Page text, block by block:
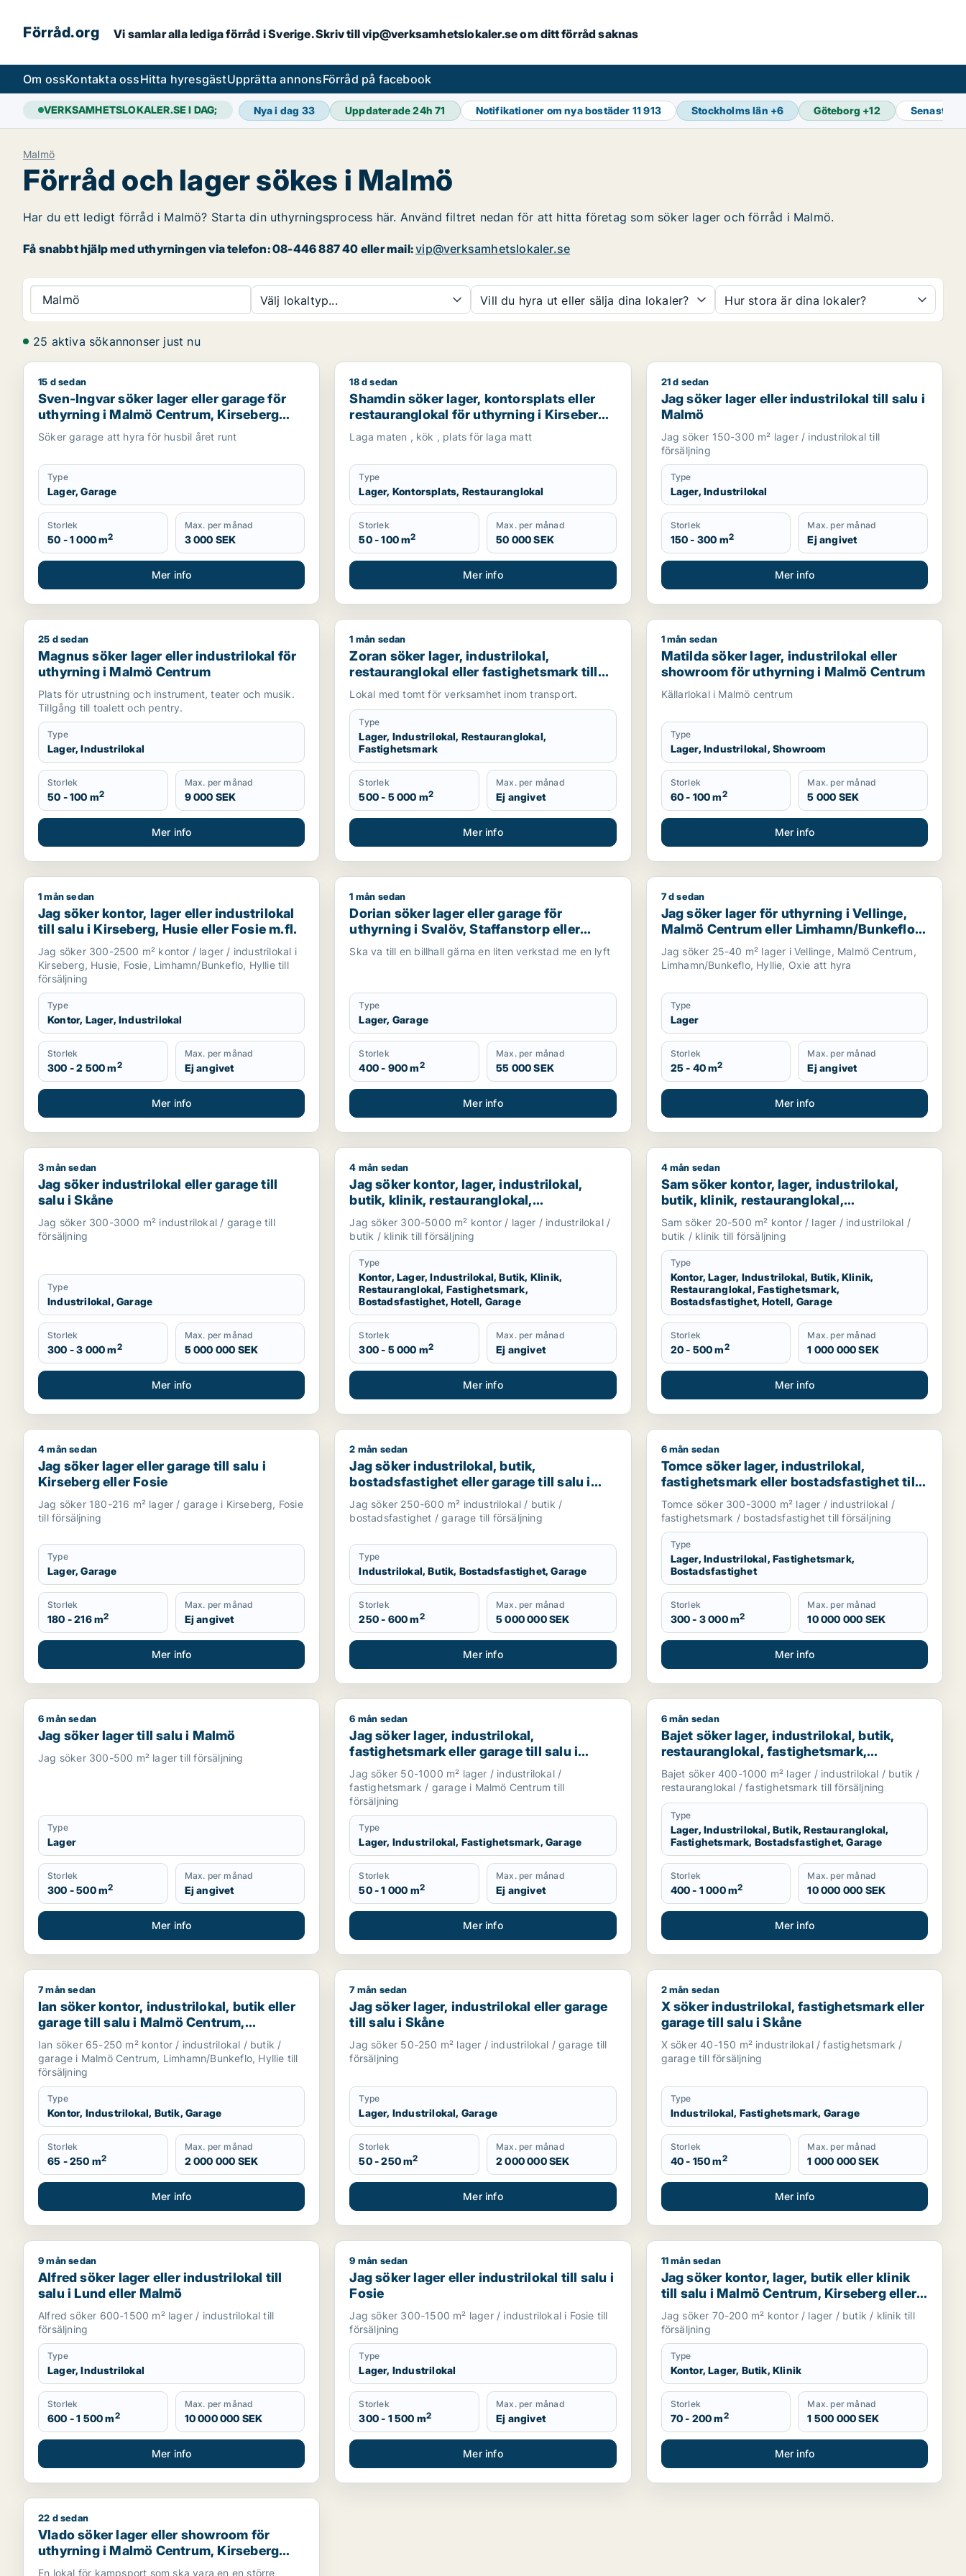
Förråd.org Vi samlar alla lediga förråd i Sverige. Skriv till vip@verksamhetslokaler.se om ditt förråd saknas
Om ossKontakta ossHitta hyresgästUpprätta annonsFörråd på facebook
VERKSAMHETSLOKALER.SE I DAG; Nya i dag 33 Uppdaterade 24h71 Notifikationer om nya bostäder 11 913 Stockholms län +6 Göteborg +12 Senaste
Malmö
Förråd och lager sökes i Malmö
Har du ett ledigt förråd i Malmö? Starta din uthyrningsprocess här. Använd filtret nedan för att hitta företag som söker lager och förråd i Malmö.
Få snabbt hjälp med uthyrningen via telefon: 08-446 887 40 eller mail:vip@verksamhetslokaler.se
Malmö Välj lokaltyp... Vill du hyra ut eller sälja dina lokaler? Hur stora är dina lokaler?
25 aktiva sökannonser just nu
Sven-Ingvar söker lager eller garage för uthyrning i Malmö Centrum, Kirseberg eller Husie m.fl.
15 d sedan
Sven-Ingvar söker lager eller garage för
uthyrning i Malmö Centrum, Kirseberg
eller Husie m.fl.
Söker garage att hyra för husbil året runt
Type
Lager, Garage
Storlek
50 - 1 000 m2
Max. per månad
3 000 SEK
Mer info
Shamdin söker lager, kontorsplats eller restauranglokal för uthyrning i Kirseberg, Husie eller Fosie m.fl.
18 d sedan
Shamdin söker lager, kontorsplats eller
restauranglokal för uthyrning i Kirseberg,
Husie eller Fosie m.fl.
Laga maten , kök , plats för laga matt
Type
Lager, Kontorsplats, Restauranglokal
Storlek
50 - 100 m2
Max. per månad
50 000 SEK
Mer info
Jag söker lager eller industrilokal till salu i Malmö
21 d sedan
Jag söker lager eller industrilokal till salu i
Malmö
Jag söker 150-300 m² lager / industrilokal till
försäljning
Type
Lager, Industrilokal
Storlek
150 - 300 m2
Max. per månad
Ej angivet
Mer info
Magnus söker lager eller industrilokal för uthyrning i Malmö Centrum
25 d sedan
Magnus söker lager eller industrilokal för
uthyrning i Malmö Centrum
Plats för utrustning och instrument, teater och musik.
Tillgång till toalett och pentry.
Type
Lager, Industrilokal
Storlek
50 - 100 m2
Max. per månad
9 000 SEK
Mer info
Zoran söker lager, industrilokal, restauranglokal eller fastighetsmark till salu i Malmö
1 mån sedan
Zoran söker lager, industrilokal,
restauranglokal eller fastighetsmark till
salu i Malmö
Lokal med tomt för verksamhet inom transport.
Type
Lager, Industrilokal, Restauranglokal,
Fastighetsmark
Storlek
500 - 5 000 m2
Max. per månad
Ej angivet
Mer info
Matilda söker lager, industrilokal eller showroom för
1 mån sedan
Matilda söker lager, industrilokal eller
showroom för uthyrning i Malmö Centrum
Källarlokal i Malmö centrum
Type
Lager, Industrilokal, Showroom
Storlek
60 - 100 m2
Max. per månad
5 000 SEK
Mer info
Jag söker kontor, lager eller industrilokal till salu i Kirseberg, Husie eller Fosie m.fl.
1 mån sedan
Jag söker kontor, lager eller industrilokal
till salu i Kirseberg, Husie eller Fosie m.fl.
Jag söker 300-2500 m² kontor / lager / industrilokal i
Kirseberg, Husie, Fosie, Limhamn/Bunkeflo, Hyllie till
försäljning
Type
Kontor, Lager, Industrilokal
Storlek
300 - 2 500 m2
Max. per månad
Ej angivet
Mer info
Dorian söker lager eller garage för uthyrning i Svalöv, Staffanstorp eller Burlöv m.fl.
1 mån sedan
Dorian söker lager eller garage för
uthyrning i Svalöv, Staffanstorp eller
Burlöv m.fl.
Ska va till en billhall gärna en liten verkstad me en lyft
Type
Lager, Garage
Storlek
400 - 900 m2
Max. per månad
55 000 SEK
Mer info
Jag söker lager för uthyrning i Vellinge, Malmö
7 d sedan
Jag söker lager för uthyrning i Vellinge,
Malmö Centrum eller Limhamn/Bunkeflo
m.fl.
Jag söker 25-40 m² lager i Vellinge, Malmö Centrum,
Limhamn/Bunkeflo, Hyllie, Oxie att hyra
Type
Lager
Storlek
25 - 40 m2
Max. per månad
Ej angivet
Mer info
Jag söker industrilokal eller garage till salu i Skåne
3 mån sedan
Jag söker industrilokal eller garage till
salu i Skåne
Jag söker 300-3000 m² industrilokal / garage till
försäljning
Type
Industrilokal, Garage
Storlek
300 - 3 000 m2
Max. per månad
5 000 000 SEK
Mer info
Jag söker kontor, lager, industrilokal, butik, klinik, restauranglokal, fastighetsmark, bostadsfastighet, hotell
4 mån sedan
Jag söker kontor, lager, industrilokal,
butik, klinik, restauranglokal,
fastighetsmark, bostadsfastighet, hotell
eller garage till salu i Malmö
Jag söker 300-5000 m² kontor / lager / industrilokal /
butik / klinik till försäljning
Type
Kontor, Lager, Industrilokal, Butik, Klinik,
Restauranglokal, Fastighetsmark,
Bostadsfastighet, Hotell, Garage
Storlek
300 - 5 000 m2
Max. per månad
Ej angivet
Mer info
Sam söker kontor, lager, industrilokal, butik, klinik,
4 mån sedan
Sam söker kontor, lager, industrilokal,
butik, klinik, restauranglokal,
fastighetsmark, bostadsfastighet, hotell
eller garage till salu i Malmö
Sam söker 20-500 m² kontor / lager / industrilokal /
butik / klinik till försäljning
Type
Kontor, Lager, Industrilokal, Butik, Klinik,
Restauranglokal, Fastighetsmark,
Bostadsfastighet, Hotell, Garage
Storlek
20 - 500 m2
Max. per månad
1 000 000 SEK
Mer info
Jag söker lager eller garage till salu i Kirseberg eller Fosie
4 mån sedan
Jag söker lager eller garage till salu i
Kirseberg eller Fosie
Jag söker 180-216 m² lager / garage i Kirseberg, Fosie
till försäljning
Type
Lager, Garage
Storlek
180 - 216 m2
Max. per månad
Ej angivet
Mer info
Jag söker industrilokal, butik, bostadsfastighet eller garage till salu i Skåne
2 mån sedan
Jag söker industrilokal, butik,
bostadsfastighet eller garage till salu i
Skåne
Jag söker 250-600 m² industrilokal / butik /
bostadsfastighet / garage till försäljning
Type
Industrilokal, Butik, Bostadsfastighet, Garage
Storlek
250 - 600 m2
Max. per månad
5 000 000 SEK
Mer info
Tomce söker lager, industrilokal, fastighetsmark
6 mån sedan
Tomce söker lager, industrilokal,
fastighetsmark eller bostadsfastighet till
salu i Staffanstorp, Burlöv eller Vellinge
m.fl.
Tomce söker 300-3000 m² lager / industrilokal /
fastighetsmark / bostadsfastighet till försäljning
Type
Lager, Industrilokal, Fastighetsmark,
Bostadsfastighet
Storlek
300 - 3 000 m2
Max. per månad
10 000 000 SEK
Mer info
Jag söker lager till salu i Malmö
6 mån sedan
Jag söker lager till salu i Malmö
Jag söker 300-500 m² lager till försäljning
Type
Lager
Storlek
300 - 500 m2
Max. per månad
Ej angivet
Mer info
Jag söker lager, industrilokal, fastighetsmark eller garage till salu i Malmö Centrum
6 mån sedan
Jag söker lager, industrilokal,
fastighetsmark eller garage till salu i
Malmö Centrum
Jag söker 50-1000 m² lager / industrilokal /
fastighetsmark / garage i Malmö Centrum till
försäljning
Type
Lager, Industrilokal, Fastighetsmark, Garage
Storlek
50 - 1 000 m2
Max. per månad
Ej angivet
Mer info
Bajet söker lager, industrilokal, butik,
6 mån sedan
Bajet söker lager, industrilokal, butik,
restauranglokal, fastighetsmark,
bostadsfastighet eller garage till salu i
Lomma, Lund eller Malmö Centrum m.fl.
Bajet söker 400-1000 m² lager / industrilokal / butik /
restauranglokal / fastighetsmark till försäljning
Type
Lager, Industrilokal, Butik, Restauranglokal,
Fastighetsmark, Bostadsfastighet, Garage
Storlek
400 - 1 000 m2
Max. per månad
10 000 000 SEK
Mer info
Ian söker kontor, industrilokal, butik eller garage till salu i Malmö Centrum, Limhamn/Bunkeflo eller Hyllie
7 mån sedan
Ian söker kontor, industrilokal, butik eller
garage till salu i Malmö Centrum,
Limhamn/Bunkeflo eller Hyllie
Ian söker 65-250 m² kontor / industrilokal / butik /
garage i Malmö Centrum, Limhamn/Bunkeflo, Hyllie till
försäljning
Type
Kontor, Industrilokal, Butik, Garage
Storlek
65 - 250 m2
Max. per månad
2 000 000 SEK
Mer info
Jag söker lager, industrilokal eller garage till salu i Skåne
7 mån sedan
Jag söker lager, industrilokal eller garage
till salu i Skåne
Jag söker 50-250 m² lager / industrilokal / garage till
försäljning
Type
Lager, Industrilokal, Garage
Storlek
50 - 250 m2
Max. per månad
2 000 000 SEK
Mer info
X söker industrilokal, fastighetsmark eller garage till
2 mån sedan
X söker industrilokal, fastighetsmark eller
garage till salu i Skåne
X söker 40-150 m² industrilokal / fastighetsmark /
garage till försäljning
Type
Industrilokal, Fastighetsmark, Garage
Storlek
40 - 150 m2
Max. per månad
1 000 000 SEK
Mer info
Alfred söker lager eller industrilokal till salu i Lund eller Malmö
9 mån sedan
Alfred söker lager eller industrilokal till
salu i Lund eller Malmö
Alfred söker 600-1500 m² lager / industrilokal till
försäljning
Type
Lager, Industrilokal
Storlek
600 - 1 500 m2
Max. per månad
10 000 000 SEK
Mer info
Jag söker lager eller industrilokal till salu i Fosie
9 mån sedan
Jag söker lager eller industrilokal till salu i
Fosie
Jag söker 300-1500 m² lager / industrilokal i Fosie till
försäljning
Type
Lager, Industrilokal
Storlek
300 - 1 500 m2
Max. per månad
Ej angivet
Mer info
Jag söker kontor, lager, butik eller klinik till salu i
11 mån sedan
Jag söker kontor, lager, butik eller klinik
till salu i Malmö Centrum, Kirseberg eller
Husie m.fl.
Jag söker 70-200 m² kontor / lager / butik / klinik till
försäljning
Type
Kontor, Lager, Butik, Klinik
Storlek
70 - 200 m2
Max. per månad
1 500 000 SEK
Mer info
Vlado söker lager eller showroom för uthyrning i Malmö Centrum, Kirseberg eller Husie m.fl.
22 d sedan
Vlado söker lager eller showroom för
uthyrning i Malmö Centrum, Kirseberg
eller Husie m.fl.
En lokal för kampsport som ska vara en en större